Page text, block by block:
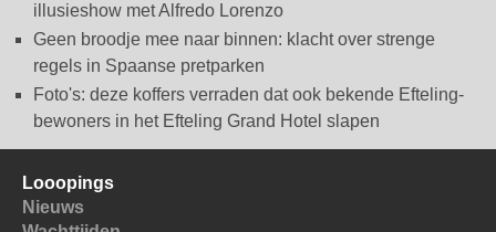
illusieshow met Alfredo Lorenzo
Geen broodje mee naar binnen: klacht over strenge
regels in Spaanse pretparken
Foto's: deze koffers verraden dat ook bekende Efteling-
bewoners in het Efteling Grand Hotel slapen
Looopings
Nieuws